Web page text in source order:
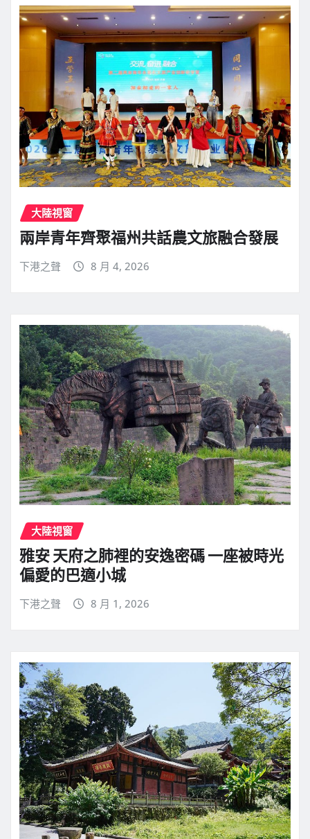
大陸視窗
兩岸青年齊聚福州共話農文旅融合發展
下港之聲 8 月 4, 2026
大陸視窗
雅安 天府之肺裡的安逸密碼 一座被時光
偏愛的巴適小城
下港之聲 8 月 1, 2026